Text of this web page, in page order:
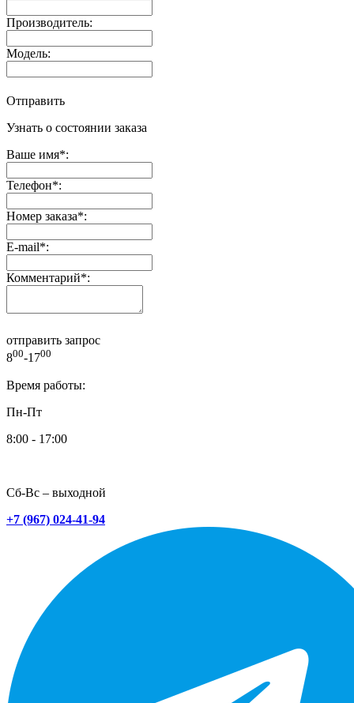
Производитель:
Модель:
Отправить
Узнать о состоянии заказа
Ваше имя*:
Телефон*:
Номер заказа*:
E-mail*:
Комментарий*:
отправить запрос
800-1700
Время работы:
Пн-Пт
8:00 - 17:00
Сб-Вс – выходной
+7 (967) 024-41-94